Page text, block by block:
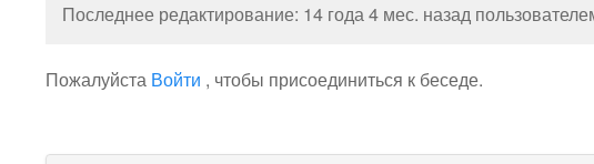
Последнее редактирование: 14 года 4 мес. назад
Пожалуйста Войти , чтобы присоединиться к беседе.